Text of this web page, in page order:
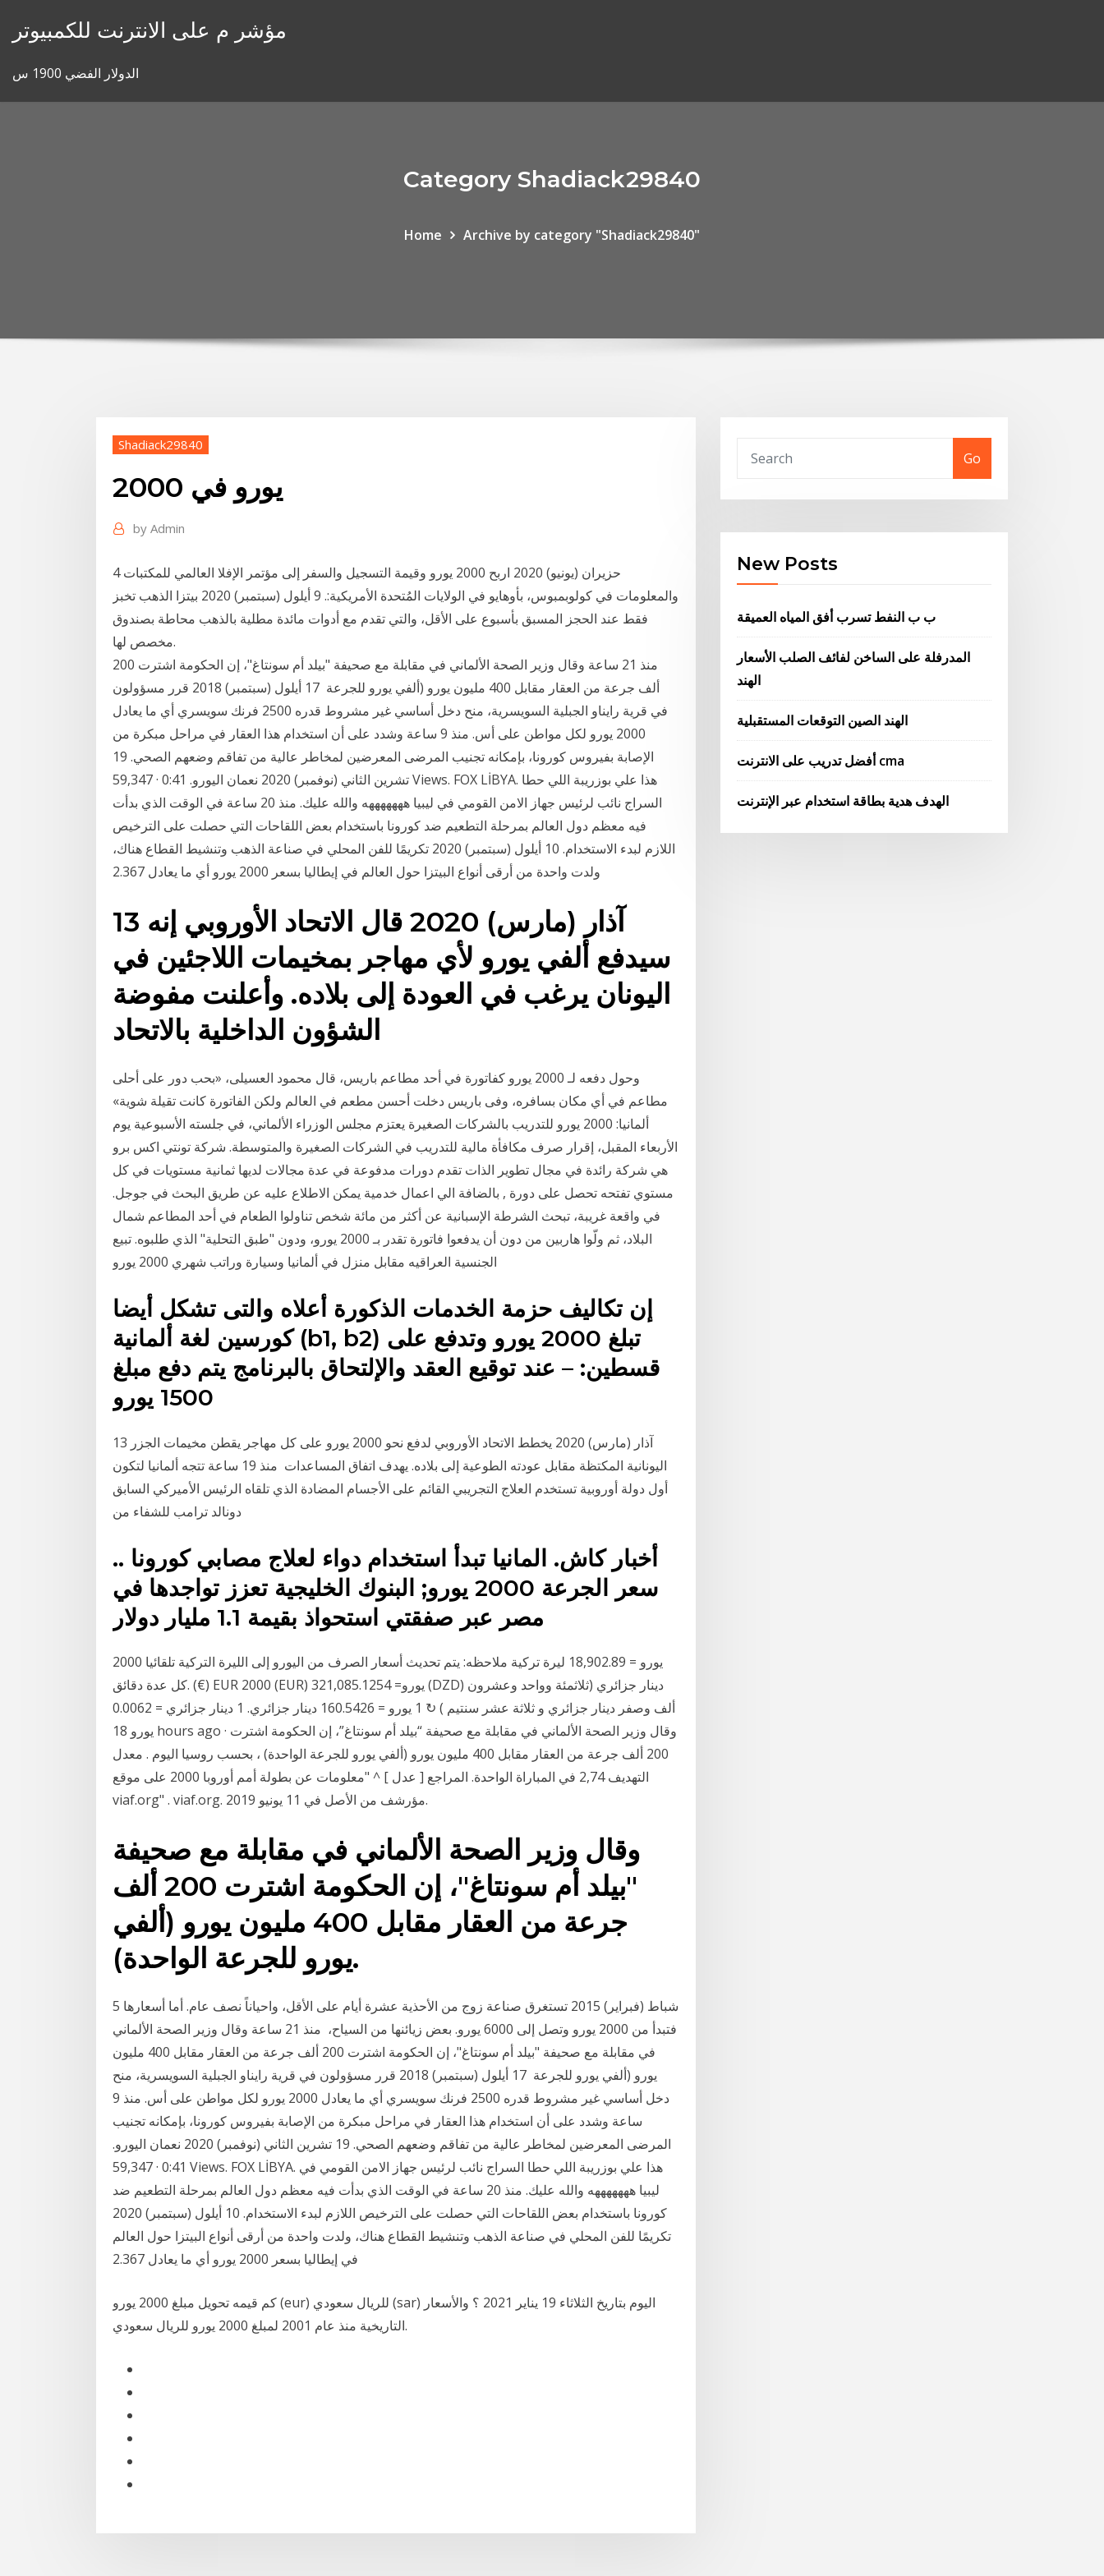
مؤشر م على الانترنت للكمبيوتر
الدولار الفضي 1900 س
Category Shadiack29840
Home Archive by category "Shadiack29840"
Shadiack29840
2000 يورو في
by Admin
4 حزيران (يونيو) 2020 اربح 2000 يورو وقيمة التسجيل والسفر إلى مؤتمر الإفلا العالمي للمكتبات
والمعلومات في كولوبمبوس، بأوهايو في الولايات المُتحدة الأمريكية:. 9 أيلول (سبتمبر) 2020 بيتزا الذهب تخبز
فقط عند الحجز المسبق بأسبوع على الأقل، والتي تقدم مع أدوات مائدة مطلية بالذهب محاطة بصندوق
مخصص لها.
منذ 21 ساعة وقال وزير الصحة الألماني في مقابلة مع صحيفة "بيلد أم سونتاغ"، إن الحكومة اشترت 200
ألف جرعة من العقار مقابل 400 مليون يورو (ألفي يورو للجرعة 17 أيلول (سبتمبر) 2018 قرر مسؤولون
في قرية رايناو الجبلية السويسرية، منح دخل أساسي غير مشروط قدره 2500 فرنك سويسري أي ما يعادل
2000 يورو لكل مواطن على أس. منذ 9 ساعة وشدد على أن استخدام هذا العقار في مراحل مبكرة من
الإصابة بفيروس كورونا، بإمكانه تجنيب المرضى المعرضين لمخاطر عالية من تفاقم وضعهم الصحي. 19
تشرين الثاني (نوفمبر) 2020 نعمان اليورو. 0:41 · 59,347 Views. FOX LİBYA. هذا علي بوزريبة اللي حطا
السراج نائب لرئيس جهاز الامن القومي في ليبيا هههههههه والله عليك. منذ 20 ساعة في الوقت الذي بدأت
فيه معظم دول العالم بمرحلة التطعيم ضد كورونا باستخدام بعض اللقاحات التي حصلت على الترخيص
اللازم لبدء الاستخدام. 10 أيلول (سبتمبر) 2020 تكريمًا للفن المحلي في صناعة الذهب وتنشيط القطاع هناك،
13 آذار (مارس) 2020 قال الاتحاد الأوروبي إنه
سيدفع ألفي يورو لأي مهاجر بمخيمات اللاجئين في
اليونان يرغب في العودة إلى بلاده. وأعلنت مفوضة
وحول دفعه لـ 2000 يورو كفاتورة في أحد مطاعم باريس، قال محمود العسيلى، «بحب دور على أحلى
مطاعم في أي مكان بسافره، وفى باريس دخلت أحسن مطعم في العالم ولكن الفاتورة كانت تقيلة شوية»
ألمانيا: 2000 يورو للتدريب بالشركات الصغيرة يعتزم مجلس الوزراء الألماني، في جلسته الأسبوعية يوم
الأربعاء المقبل، إقرار صرف مكافأة مالية للتدريب في الشركات الصغيرة والمتوسطة. شركة تونتي اكس برو
هي شركة رائدة في مجال تطوير الذات تقدم دورات مدفوعة في عدة مجالات لديها ثمانية مستويات في كل
مستوي تفتحه تحصل على دورة , بالضافة الي اعمال خدمية يمكن الاطلاع عليه عن طريق البحث في جوجل.
في واقعة غريبة، تبحث الشرطة الإسبانية عن أكثر من مائة شخص تناولوا الطعام في أحد المطاعم شمال
البلاد، ثم ولّوا هاربين من دون أن يدفعوا فاتورة تقدر بـ 2000 يورو، ودون "طبق التحلية" الذي طلبوه. تبيع
الجنسية العراقيه مقابل منزل في ألمانيا وسيارة وراتب شهري 2000‬ يورو
إن تكاليف حزمة الخدمات الذكورة أعلاه والتى تشكل أيضا
كورسين لغة ألمانية (b1, b2) تبلغ 2000 يورو وتدفع على
قسطين: – عند توقيع العقد والإلتحاق بالبرنامج يتم دفع مبلغ
1500 يورو
13 آذار (مارس) 2020 يخطط الاتحاد الأوروبي لدفع نحو 2000 يورو على كل مهاجر يقطن مخيمات الجزر
اليونانية المكتظة مقابل عودته الطوعية إلى بلاده. يهدف اتفاق المساعدات منذ 19 ساعة تتجه ألمانيا لتكون
أول دولة أوروبية تستخدم العلاج التجريبي القائم على الأجسام المضادة الذي تلقاه الرئيس الأميركي السابق
أخبار كاش. المانيا تبدأ استخدام دواء لعلاج مصابي كورونا ..
سعر الجرعة 2000 يورو; البنوك الخليجية تعزز تواجدها في
مصر عبر صفقتي استحواذ بقيمة 1.1 مليار دولار
2000 يورو = 18,902.89 ليرة تركية ملاحظه: يتم تحديث أسعار الصرف من اليورو إلى الليرة التركية تلقائيا
كل عدة دقائق. (€) EUR 2000 (EUR) يورو= 321,085.1254 (DZD) دينار جزائري (ثلاثمئة وواحد وعشرون
ألف وصفر دينار جزائري و ثلاثة عشر سنتيم ) ↻ 1 يورو = 160.5426 دينار جزائري. 1 دينار جزائري = 0.0062
يورو 18 hours ago · وقال وزير الصحة الألماني في مقابلة مع صحيفة “بيلد أم سونتاغ”، إن الحكومة اشترت
200 ألف جرعة من العقار مقابل 400 مليون يورو (ألفي يورو للجرعة الواحدة) ، بحسب روسيا اليوم . معدل
التهديف 2,74 في المباراة الواحدة. المراجع [ عدل ] ^ "معلومات عن بطولة أمم أوروبا 2000 على موقع
viaf.org" . viaf.org. مؤرشف من الأصل في 11 يونيو 2019.
وقال وزير الصحة الألماني في مقابلة مع صحيفة
"بيلد أم سونتاغ"، إن الحكومة اشترت 200 ألف
جرعة من العقار مقابل 400 مليون يورو (ألفي
يورو للجرعة الواحدة).
5 شباط (فبراير) 2015 تستغرق صناعة زوج من الأحذية عشرة أيام على الأقل، واحياناً نصف عام. أما أسعارها
فتبدأ من 2000 يورو وتصل إلى 6000 يورو. بعض زيائنها من السياح، منذ 21 ساعة وقال وزير الصحة الألماني
في مقابلة مع صحيفة "بيلد أم سونتاغ"، إن الحكومة اشترت 200 ألف جرعة من العقار مقابل 400 مليون
يورو (ألفي يورو للجرعة 17 أيلول (سبتمبر) 2018 قرر مسؤولون في قرية رايناو الجبلية السويسرية، منح
دخل أساسي غير مشروط قدره 2500 فرنك سويسري أي ما يعادل 2000 يورو لكل مواطن على أس. منذ 9
ساعة وشدد على أن استخدام هذا العقار في مراحل مبكرة من الإصابة بفيروس كورونا، بإمكانه تجنيب
المرضى المعرضين لمخاطر عالية من تفاقم وضعهم الصحي. 19 تشرين الثاني (نوفمبر) 2020 نعمان اليورو.
0:41 · 59,347 Views. FOX LİBYA. هذا علي بوزريبة اللي حطا السراج نائب لرئيس جهاز الامن القومي في
ليبيا هههههههه والله عليك. منذ 20 ساعة في الوقت الذي بدأت فيه معظم دول العالم بمرحلة التطعيم ضد
كورونا باستخدام بعض اللقاحات التي حصلت على الترخيص اللازم لبدء الاستخدام. 10 أيلول (سبتمبر) 2020
تكريمًا للفن المحلي في صناعة الذهب وتنشيط القطاع هناك، ولدت واحدة من أرقى أنواع البيتزا حول العالم
كم قيمه تحويل مبلغ 2000 يورو (eur) للريال سعودي (sar) اليوم بتاريخ الثلاثاء 19 يناير 2021 ؟ والأسعار
التاريخية منذ عام 2001 لمبلغ 2000 يورو للريال سعودي.
Go
New Posts
ب ب النفط تسرب أفق المياه العميقة
المدرفلة على الساخن لفائف الصلب الأسعار
الهند
الهند الصين التوقعات المستقبلية
أفضل تدريب على الانترنت cma
الهدف هدية بطاقة استخدام عبر الإنترنت